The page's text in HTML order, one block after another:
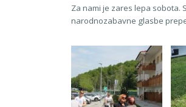
Za nami je zares lepa sobota.
narodnozabavne glasbe